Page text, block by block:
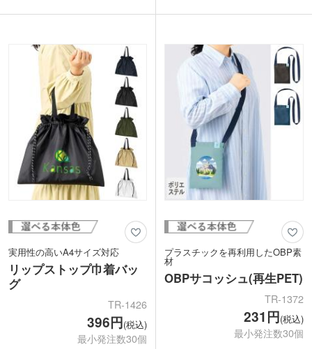
かり守ります。ベルトの長さを調整して
1色ロゴ印刷に対応。イベント配布やア
ウトドア購入特典にオリジナルサコッシ
ュが作れます。コスト効果が高く、幅広
いシーンで活躍する万能ノベルティで
出かけにも活躍してくれます。耐荷重は
OPP個包装でコンパクト。手渡しやすく
ノベルティにおススメです。1色の名入
れロゴ印刷に対応しています。
実用性の高いA4サイズ対応
リップストップ巾着バッ
グ
TR-1426
396円(税込)
最小発注数30個
プラスチックを再利用したOBP素
材
OBPサコッシュ(再生PET)
TR-1372
231円(税込)
最小発注数30個